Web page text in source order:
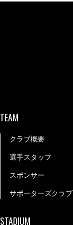
TEAM
クラブ概要
選手スタッフ
スポンサー
サポーターズクラブ
STADIUM